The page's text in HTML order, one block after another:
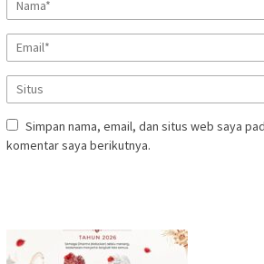
Simpan nama, email, dan situs web saya
komentar saya berikutnya.